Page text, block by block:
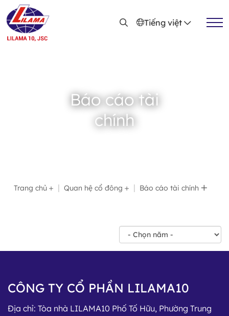
Nhảy đến nội dung
Tiếng việt
Báo cáo tài
chính
Trang chủ Quan hệ cổ đông Báo cáo tài chính
CÔNG TY CỔ PHẦN LILAMA10
Địa chỉ: Tòa nhà LILAMA10 Phố Tố Hữu, Phường Trung